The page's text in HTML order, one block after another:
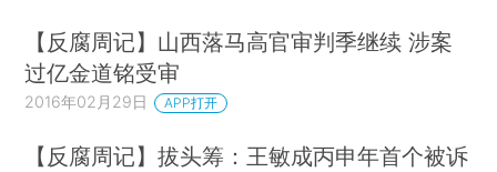
【反腐周记】山西落马高官审判季继续 涉案
过亿金道铭受审
2016年02月29日 APP打开
【反腐周记】拔头筹：王敏成丙申年首个被诉